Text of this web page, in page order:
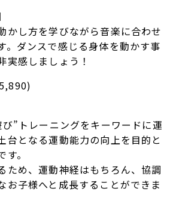
かし方を学びながら音楽に合わせ
。ダンスで感じる身体を動かす事
実感しましょう！
”トレーニングをキーワードに運
台となる運動能力の向上を目的と
。
ため、運動神経はもちろん、協調
お子様へと成長することができま